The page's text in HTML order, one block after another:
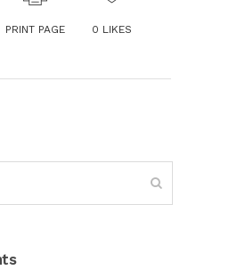
PRINT PAGE 0 LIKES